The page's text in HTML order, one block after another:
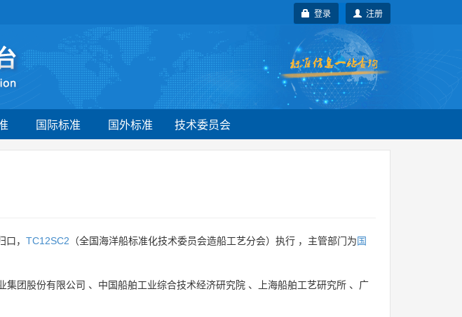
注册
登录
国际标准 国外标准 技术委员会
， TC12SC2 （全国海洋船标准化技术委员会造船工艺分会）执行 ，主管部门为国
集团股份有限公司 、 中国船舶工业综合技术经济研究院 、 上海船舶工艺研究所 、 广